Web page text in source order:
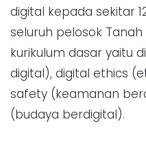
digital kepada sekitar
seluruh pelosok
kurikulum dasar yaitu
digital), digital ethics
safety (keamanan
(budaya berdigital).